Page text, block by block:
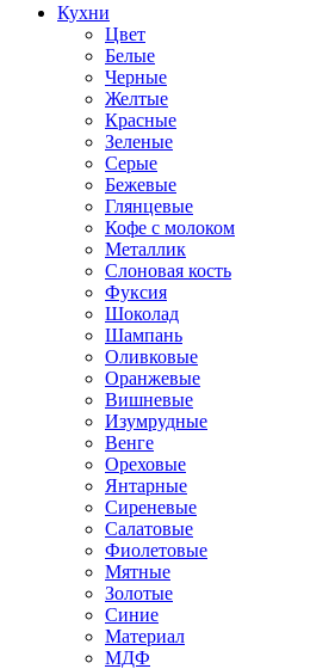
Кухни
Цвет
Белые
Черные
Желтые
Красные
Зеленые
Серые
Бежевые
Глянцевые
Кофе с молоком
Металлик
Слоновая кость
Фуксия
Шоколад
Шампань
Оливковые
Оранжевые
Вишневые
Изумрудные
Венге
Ореховые
Янтарные
Сиреневые
Салатовые
Фиолетовые
Мятные
Золотые
Синие
Материал
МДФ